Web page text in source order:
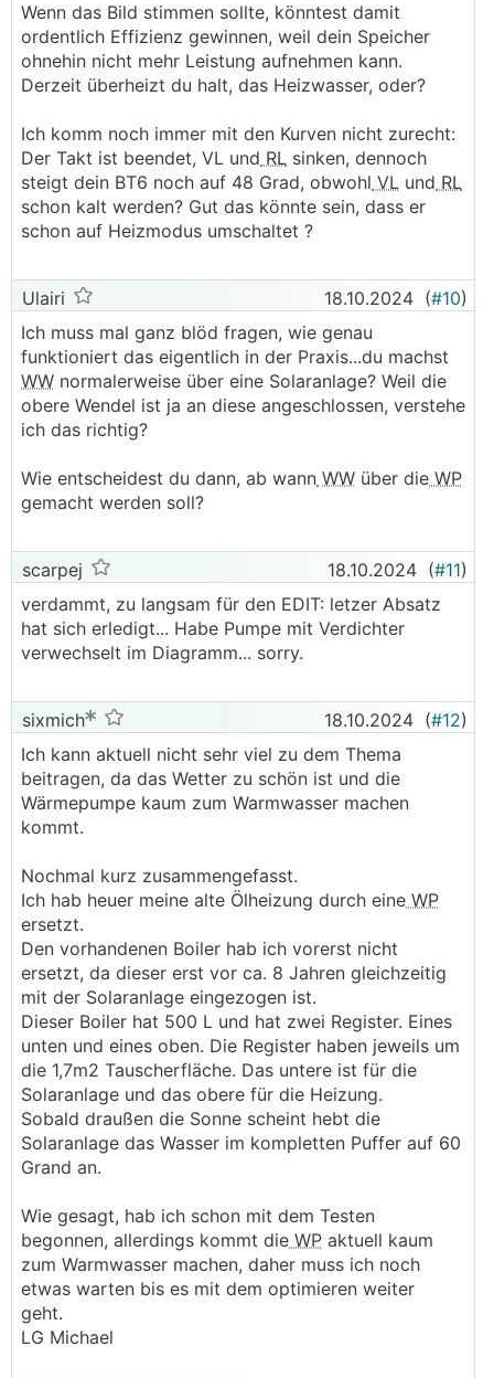
Wenn das Bild stimmen sollte, könntest damit
ordentlich Effizienz gewinnen, weil dein Speicher
ohnehin nicht mehr Leistung aufnehmen kann.
Derzeit überheizt du halt, das Heizwasser, oder?
Ich komm noch immer mit den Kurven nicht zurecht:
Der Takt ist beendet, VL und RL sinken, dennoch
steigt dein BT6 noch auf 48 Grad, obwohl VL und RL
schon kalt werden? Gut das könnte sein, dass er
schon auf Heizmodus umschaltet ?
Ulairi 18.10.2024 (#10)
Ich muss mal ganz blöd fragen, wie genau
funktioniert das eigentlich in der Praxis...du machst
WW normalerweise über eine Solaranlage? Weil die
obere Wendel ist ja an diese angeschlossen, verstehe
ich das richtig?
Wie entscheidest du dann, ab wann WW über die WP
gemacht werden soll?
scarpej 18.10.2024 (#11)
verdammt, zu langsam für den EDIT: letzer Absatz
hat sich erledigt... Habe Pumpe mit Verdichter
verwechselt im Diagramm... sorry.
sixmich 18.10.2024 (#12)
Ich kann aktuell nicht sehr viel zu dem Thema
beitragen, da das Wetter zu schön ist und die
Wärmepumpe kaum zum Warmwasser machen
kommt.
Nochmal kurz zusammengefasst.
Ich hab heuer meine alte Ölheizung durch eine WP
ersetzt.
Den vorhandenen Boiler hab ich vorerst nicht
ersetzt, da dieser erst vor ca. 8 Jahren gleichzeitig
mit der Solaranlage eingezogen ist.
Dieser Boiler hat 500 L und hat zwei Register. Eines
unten und eines oben. Die Register haben jeweils um
die 1,7m2 Tauscherfläche. Das untere ist für die
Solaranlage und das obere für die Heizung.
Sobald draußen die Sonne scheint hebt die
Solaranlage das Wasser im kompletten Puffer auf 60
Grand an.
Wie gesagt, hab ich schon mit dem Testen
begonnen, allerdings kommt die WP aktuell kaum
zum Warmwasser machen, daher muss ich noch
etwas warten bis es mit dem optimieren weiter
geht.
LG Michael